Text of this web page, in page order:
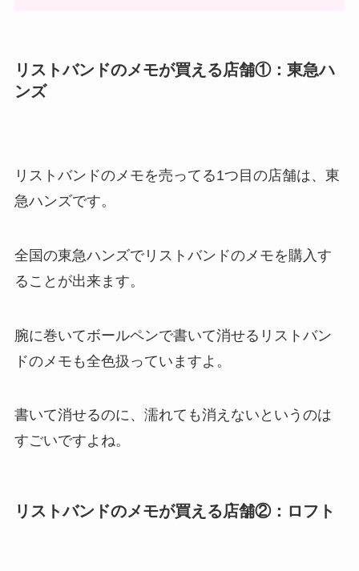
リストバンドのメモが買える店舗①：東急ハ
ンズ
リストバンドのメモを売ってる1つ目の店舗は、東
急ハンズです。
全国の東急ハンズでリストバンドのメモを購入す
ることが出来ます。
腕に巻いてボールペンで書いて消せるリストバン
ドのメモも全色扱っていますよ。
書いて消せるのに、濡れても消えないというのは
すごいですよね。
リストバンドのメモが買える店舗②：ロフト